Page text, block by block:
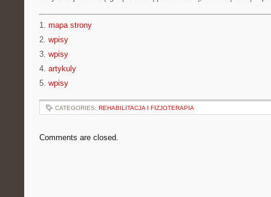
1. mapa strony
2. wpisy
3. wpisy
4. artykuly
5. wpisy
CATEGORIES: REHABILITACJA I FIZJOTERAPIA
Comments are closed.